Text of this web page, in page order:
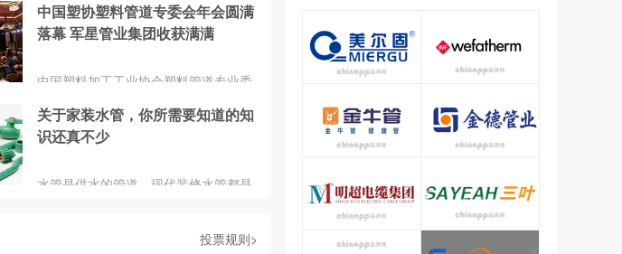
HDPE双壁波纹管、MPP电力管、电缆
保护管、PE燃气管、PPR冷热水管、
中国塑协塑料管道专委会年会圆满
落幕 军星管业集团收获满满
中国塑料加工工业协会塑料管道专业委
业交流会圆满落幕。军星管业集团收获
满满。
关于家装水管，你所需要知道的知
识还真不少
水管是供水的管道，现代装修水管都是
铁管、铜管、不锈钢管等。第二类是塑
投票规则>